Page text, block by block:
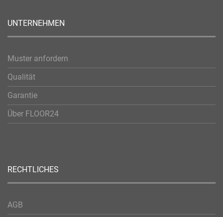
UNTERNEHMEN
Muster anfordern
Qualität
Garantie
Über FLOOR24
RECHTLICHES
AGB